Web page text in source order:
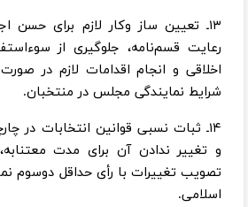
۱۳ـ تعیین ساز وکار لازم برای حسن
رعایت قسم‌نامه، جلوگیری از
اخلاقی و انجام اقدامات لازم در
شرایط نمایندگی مجلس در منتخبان.
۱۴ـ ثبات نسبی قوانین انتخابات
و تغییر ندادن آن برای مدت
تصویب تغییرات با رأی حداقل دوسوم
اسلامی.